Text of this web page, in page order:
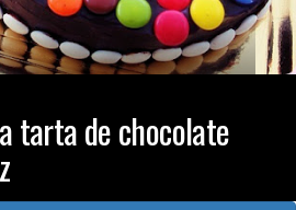
tarta de chocolate